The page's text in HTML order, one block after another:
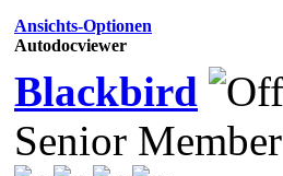
Ansichts-Optionen
Autodocviewer
Blackbird
Senior Member